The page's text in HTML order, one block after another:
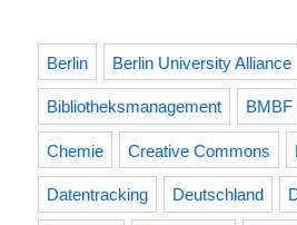
Berlin Berlin University Alliance
Bibliotheksmanagement BMBF
Chemie Creative Commons
Datentracking Deutschland